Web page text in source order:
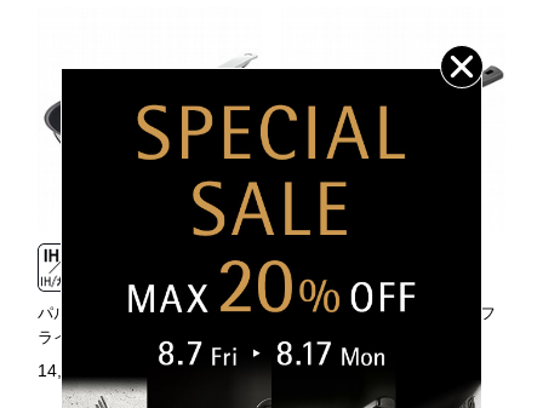
パルマデュール アドバンス フ
ライパン 28cm
14,300円（税込）
パルマデュール プレミアム フ
ライパン28cm
30,800円（税込）